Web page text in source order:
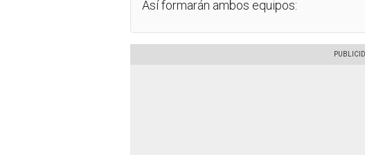
Así formarán ambos equipos: